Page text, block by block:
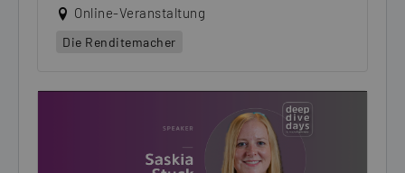
Online-Veranstaltung
Die Renditemacher